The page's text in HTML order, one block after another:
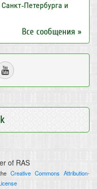
и
Все сообщения »
of RAS
theCreative Commons Attribution-